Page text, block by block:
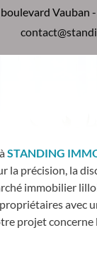
Vauban
STANDING
la précision, la
immobilier
avec
projet